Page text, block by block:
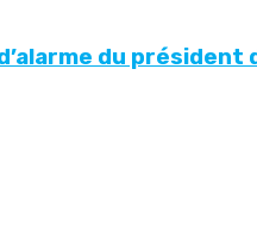
du président